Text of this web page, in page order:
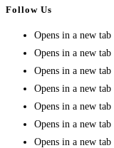
Follow Us
Opens in a new tab
Opens in a new tab
Opens in a new tab
Opens in a new tab
Opens in a new tab
Opens in a new tab
Opens in a new tab